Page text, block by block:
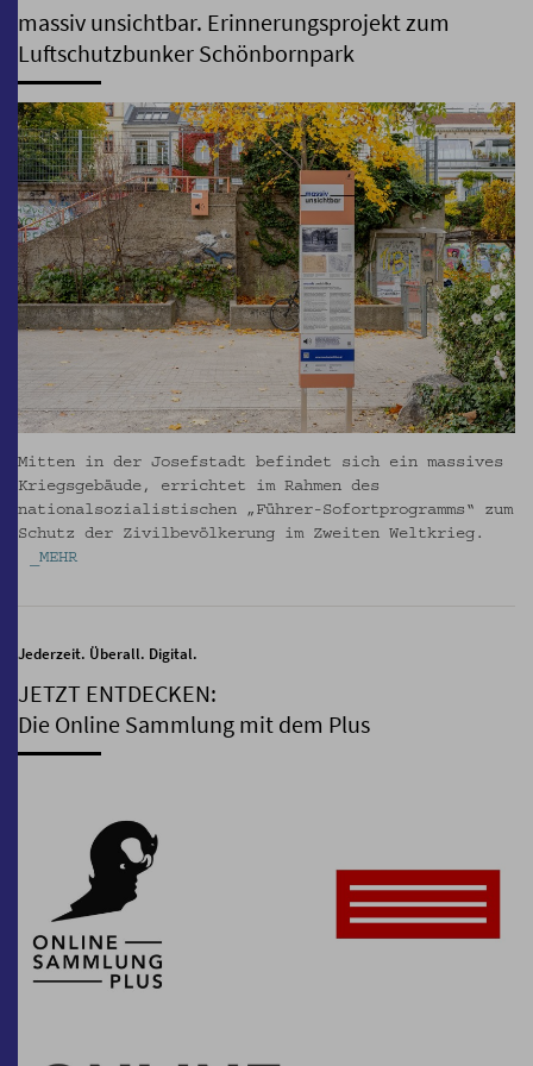
massiv unsichtbar. Erinnerungsprojekt zum
Luftschutzbunker Schönbornpark
Mitten in der Josefstadt befindet sich ein massives
Kriegsgebäude, errichtet im Rahmen des
nationalsozialistischen „Führer-Sofortprogramms“ zum
Schutz der Zivilbevölkerung im Zweiten Weltkrieg.
_MEHR
Jederzeit. Überall. Digital.
JETZT ENTDECKEN:
Die Online Sammlung mit dem Plus